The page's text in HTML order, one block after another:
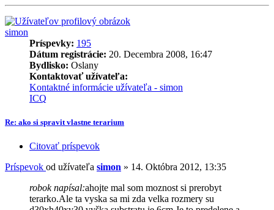
simon
Príspevky: 195
Dátum registrácie: 20. Decembra 2008, 16:47
Bydlisko: Oslany
Kontaktovať užívateľa:
Kontaktné informácie užívateľa - simon
ICQ
Re: ako si spravit vlastne terarium
Citovať príspevok
Príspevok od užívateľa simon » 14. Októbra 2012, 13:35
robok napísal:ahojte mal som moznost si prerobyt
terarko.Ale ta vyska sa mi zda velka rozmery su